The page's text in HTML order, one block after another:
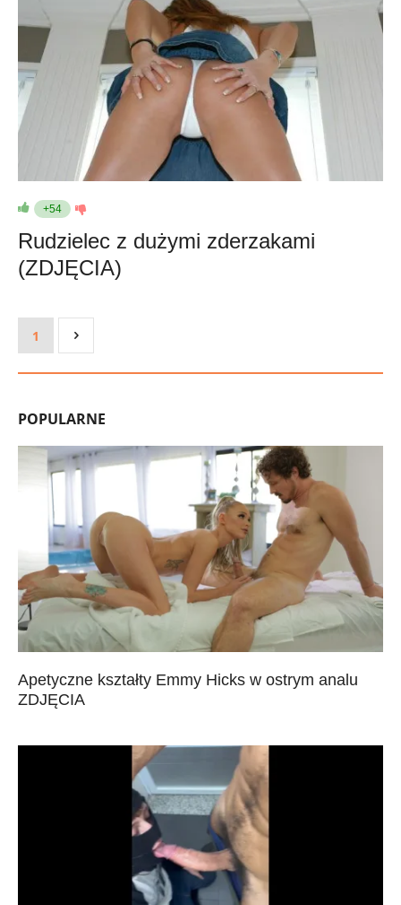
+54
Rudzielec z dużymi zderzakami
(ZDJĘCIA)
1
POPULARNE
Apetyczne kształty Emmy Hicks w ostrym analu
ZDJĘCIA